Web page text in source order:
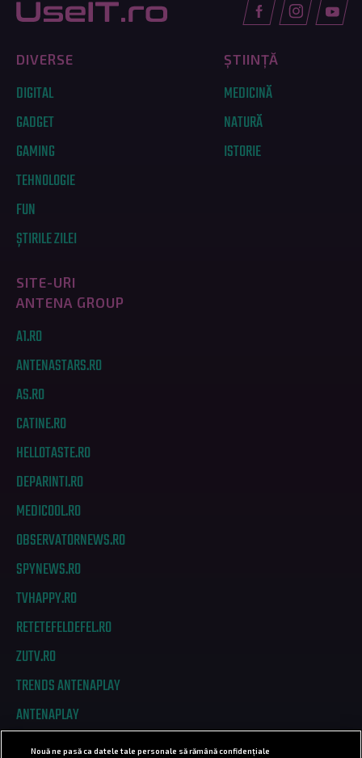
DIVERSE
DIGITAL
GADGET
GAMING
TEHNOLOGIE
FUN
ȘTIRILE ZILEI
ȘTIINȚĂ
MEDICINĂ
NATURĂ
ISTORIE
SITE-URI
ANTENA GROUP
A1.RO
ANTENASTARS.RO
AS.RO
CATINE.RO
HELLOTASTE.RO
DEPARINTI.RO
MEDICOOL.RO
OBSERVATORNEWS.RO
SPYNEWS.RO
TVHAPPY.RO
RETETEFELDEFEL.RO
ZUTV.RO
TRENDS ANTENAPLAY
ANTENAPLAY
Nouă ne pasă ca datele tale personale să rămână confidențiale